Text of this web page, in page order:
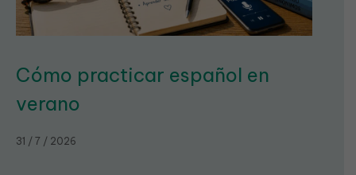
Cómo practicar español en
verano
31 / 7 / 2026